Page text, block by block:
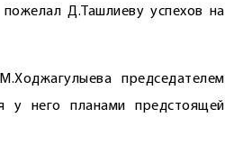
Д.Ташлиеву успехов на
председателем
у него планами предстоящей